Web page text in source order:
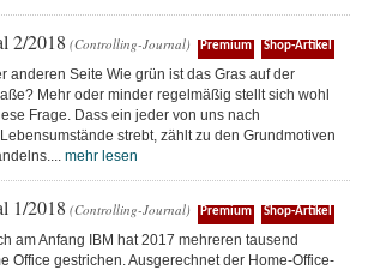
2/2018 (Controlling-Journal) Premium Shop-Artikel
anderen Seite Wie grün ist das Gras auf der
Mehr oder minder regelmäßig stellt sich wohl
Frage. Dass ein jeder von uns nach
strebt, zählt zu den Grundmotiven
mehr lesen
1/2018 (Controlling-Journal) Premium Shop-Artikel
am Anfang IBM hat 2017 mehreren tausend
Office gestrichen. Ausgerechnet der Home-Office-